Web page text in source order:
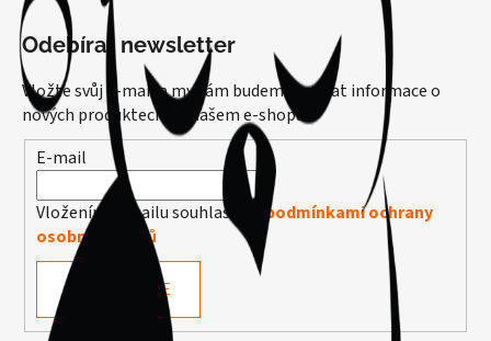
Odebírat newsletter
Vložte svůj e-mail a my vám budeme zasílat informace o
nových produktech na našem e-shopu.
E-mail
Vložením e-mailu souhlasíte s
podmínkami ochrany
osobních údajů
PŘIHLÁSIT SE